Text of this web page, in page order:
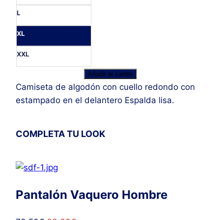
L
XL
XXL
Camiseta
Newport
Khaki
Añadir al carrito
Camiseta de algodón con cuello redondo con
estampado en el delantero Espalda lisa.
COMPLETA TU LOOK
Pantalón Vaquero Hombre